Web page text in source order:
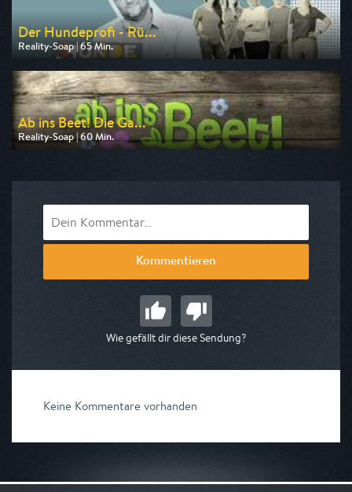
Der Hundeprofi - Rü...
Reality-Soap | 65 Min.
Ausgestrahlt von VOX
am 08.08.2026, 19:10
Ab ins Beet! Die Ga...
Reality-Soap | 60 Min.
Ausgestrahlt von VOX
Kommentieren
Wie gefällt dir diese Sendung?
Keine Kommentare vorhanden